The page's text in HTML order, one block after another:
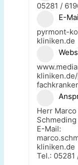
05281 /
E-
pyrmont-
kliniken.de
Herr
E-Mail:
kliniken.de
Tel.: 05281